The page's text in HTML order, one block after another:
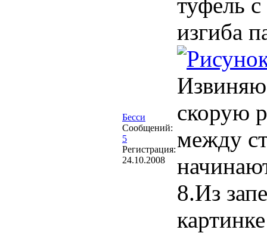
Бесси
Сообщений:
5
Регистрация:
24.10.2008
изгиба
скорую
между
8.Из